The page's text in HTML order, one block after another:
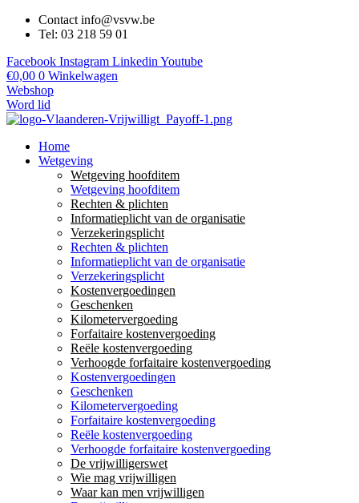
Contact info@vsvw.be
Tel: 03 218 59 01
Facebook Instagram Linkedin Youtube
€0,00 0 Winkelwagen
Webshop
Word lid
Home
Wetgeving
Wetgeving hoofditem
Wetgeving hoofditem
Rechten & plichten
Informatieplicht van de organisatie
Verzekeringsplicht
Rechten & plichten
Informatieplicht van de organisatie
Verzekeringsplicht
Kostenvergoedingen
Geschenken
Kilometervergoeding
Forfaitaire kostenvergoeding
Reële kostenvergoeding
Verhoogde forfaitaire kostenvergoeding
Kostenvergoedingen
Geschenken
Kilometervergoeding
Forfaitaire kostenvergoeding
Reële kostenvergoeding
Verhoogde forfaitaire kostenvergoeding
De vrijwilligerswet
Wie mag vrijwilligen
Waar kan men vrijwilligen